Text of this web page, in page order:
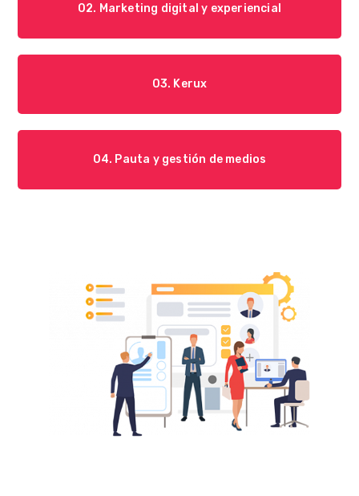
02. Marketing digital y experiencial
03. Kerux
04. Pauta y gestión de medios